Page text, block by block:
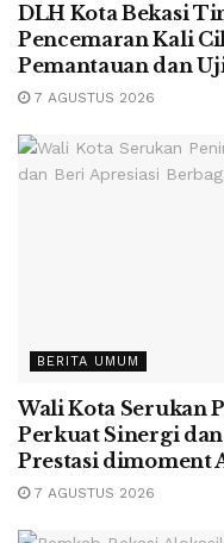
DLH Kota Bekasi
Pencemaran Kali
Pemantauan dan
7 AGUSTUS 2026
BERITA UMUM
Wali Kota Serukan
Perkuat Sinergi
Prestasi dimoment
7 AGUSTUS 2026